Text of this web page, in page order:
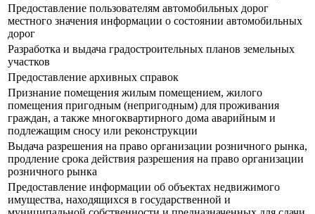
Предоставление пользователям автомобильных дорог
местного значения информации о состоянии автомобильных
дорог
Разработка и выдача градостроительных планов земельных
участков
Предоставление архивных справок
Признание помещения жилым помещением, жилого
помещения пригодным (непригодным) для проживания
граждан, а также многоквартирного дома аварийным и
подлежащим сносу или реконструкции
Выдача разрешения на право организации розничного рынка,
продление срока действия разрешения на право организации
розничного рынка
Предоставление информации об объектах недвижимого
имущества, находящихся в государственной и